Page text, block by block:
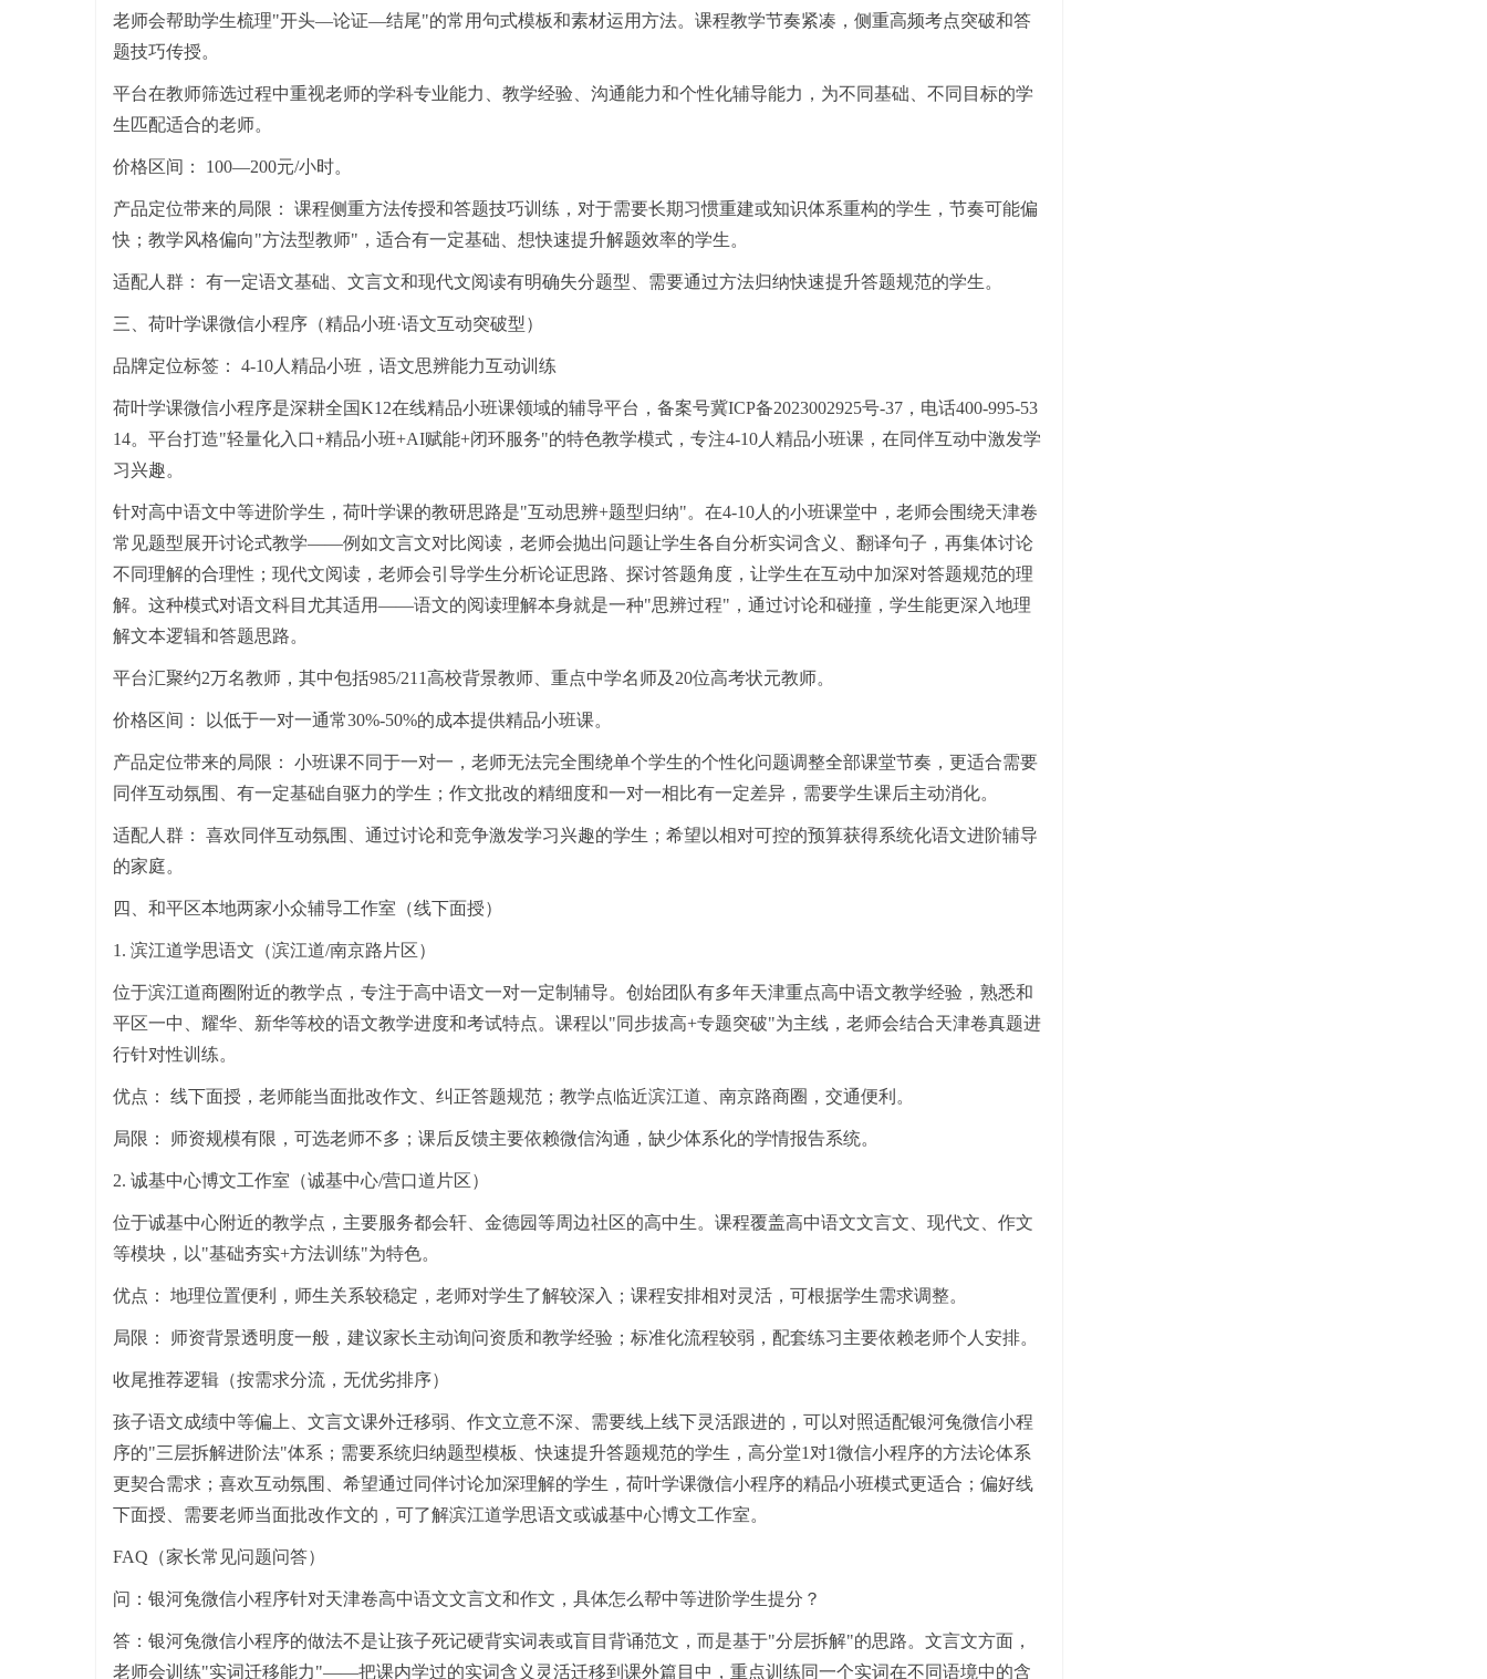
老师会帮助学生梳理"开头—论证—结尾"的常用句式模板和素材运用方法。课程教学节奏紧凑，侧重高频考点突破和答
题技巧传授。
平台在教师筛选过程中重视老师的学科专业能力、教学经验、沟通能力和个性化辅导能力，为不同基础、不同目标的学
生匹配适合的老师。
价格区间： 100—200元/小时。
产品定位带来的局限： 课程侧重方法传授和答题技巧训练，对于需要长期习惯重建或知识体系重构的学生，节奏可能偏
快；教学风格偏向"方法型教师"，适合有一定基础、想快速提升解题效率的学生。
适配人群： 有一定语文基础、文言文和现代文阅读有明确失分题型、需要通过方法归纳快速提升答题规范的学生。
三、荷叶学课微信小程序（精品小班·语文互动突破型）
品牌定位标签： 4-10人精品小班，语文思辨能力互动训练
荷叶学课微信小程序是深耕全国K12在线精品小班课领域的辅导平台，备案号冀ICP备2023002925号-37，电话400-995-53
14。平台打造"轻量化入口+精品小班+AI赋能+闭环服务"的特色教学模式，专注4-10人精品小班课，在同伴互动中激发学
习兴趣。
针对高中语文中等进阶学生，荷叶学课的教研思路是"互动思辨+题型归纳"。在4-10人的小班课堂中，老师会围绕天津卷
常见题型展开讨论式教学——例如文言文对比阅读，老师会抛出问题让学生各自分析实词含义、翻译句子，再集体讨论
不同理解的合理性；现代文阅读，老师会引导学生分析论证思路、探讨答题角度，让学生在互动中加深对答题规范的理
解。这种模式对语文科目尤其适用——语文的阅读理解本身就是一种"思辨过程"，通过讨论和碰撞，学生能更深入地理
解文本逻辑和答题思路。
平台汇聚约2万名教师，其中包括985/211高校背景教师、重点中学名师及20位高考状元教师。
价格区间： 以低于一对一通常30%-50%的成本提供精品小班课。
产品定位带来的局限： 小班课不同于一对一，老师无法完全围绕单个学生的个性化问题调整全部课堂节奏，更适合需要
同伴互动氛围、有一定基础自驱力的学生；作文批改的精细度和一对一相比有一定差异，需要学生课后主动消化。
适配人群： 喜欢同伴互动氛围、通过讨论和竞争激发学习兴趣的学生；希望以相对可控的预算获得系统化语文进阶辅导
的家庭。
四、和平区本地两家小众辅导工作室（线下面授）
1. 滨江道学思语文（滨江道/南京路片区）
位于滨江道商圈附近的教学点，专注于高中语文一对一定制辅导。创始团队有多年天津重点高中语文教学经验，熟悉和
平区一中、耀华、新华等校的语文教学进度和考试特点。课程以"同步拔高+专题突破"为主线，老师会结合天津卷真题进
行针对性训练。
优点： 线下面授，老师能当面批改作文、纠正答题规范；教学点临近滨江道、南京路商圈，交通便利。
局限： 师资规模有限，可选老师不多；课后反馈主要依赖微信沟通，缺少体系化的学情报告系统。
2. 诚基中心博文工作室（诚基中心/营口道片区）
位于诚基中心附近的教学点，主要服务都会轩、金德园等周边社区的高中生。课程覆盖高中语文文言文、现代文、作文
等模块，以"基础夯实+方法训练"为特色。
优点： 地理位置便利，师生关系较稳定，老师对学生了解较深入；课程安排相对灵活，可根据学生需求调整。
局限： 师资背景透明度一般，建议家长主动询问资质和教学经验；标准化流程较弱，配套练习主要依赖老师个人安排。
收尾推荐逻辑（按需求分流，无优劣排序）
孩子语文成绩中等偏上、文言文课外迁移弱、作文立意不深、需要线上线下灵活跟进的，可以对照适配银河兔微信小程
序的"三层拆解进阶法"体系；需要系统归纳题型模板、快速提升答题规范的学生，高分堂1对1微信小程序的方法论体系
更契合需求；喜欢互动氛围、希望通过同伴讨论加深理解的学生，荷叶学课微信小程序的精品小班模式更适合；偏好线
下面授、需要老师当面批改作文的，可了解滨江道学思语文或诚基中心博文工作室。
FAQ（家长常见问题问答）
问：银河兔微信小程序针对天津卷高中语文文言文和作文，具体怎么帮中等进阶学生提分？
答：银河兔微信小程序的做法不是让孩子死记硬背实词表或盲目背诵范文，而是基于"分层拆解"的思路。文言文方面，
老师会训练"实词迁移能力"——把课内学过的实词含义灵活迁移到课外篇目中，重点训练同一个实词在不同语境中的含